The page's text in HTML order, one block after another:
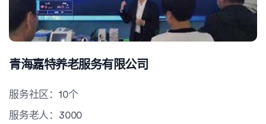
青海嘉特养老服务有限公司
服务社区：10个
服务老人：3000